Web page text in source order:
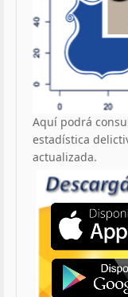
Aquí podrá
estadística
actualizada.